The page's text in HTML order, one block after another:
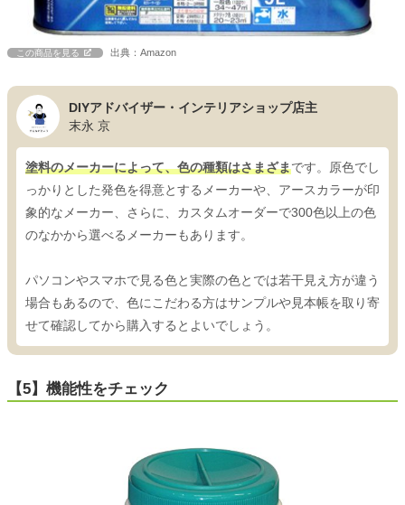
この商品を見る 出典：Amazon
DIYアドバイザー・インテリアショップ店主
末永 京
塗料のメーカーによって、色の種類はさまざまです。原色でし
っかりとした発色を得意とするメーカーや、アースカラーが印
象的なメーカー、さらに、カスタムオーダーで300色以上の色
のなかから選べるメーカーもあります。
パソコンやスマホで見る色と実際の色とでは若干見え方が違う
場合もあるので、色にこだわる方はサンプルや見本帳を取り寄
せて確認してから購入するとよいでしょう。
【5】機能性をチェック